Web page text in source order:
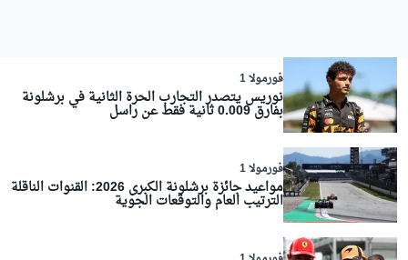
فورمولا 1
نوريس يتصدر التجارب الحرة الثانية في برشلونة
بفارق 0.009 ثانية فقط عن راسل
فورمولا 1
مواعيد جائزة برشلونة الكبرى 2026: القنوات الناقلة
الترتيب العام والتوقعات الجوية